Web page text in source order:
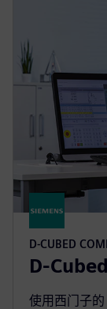
D-CUBED
D-
使用西门子的